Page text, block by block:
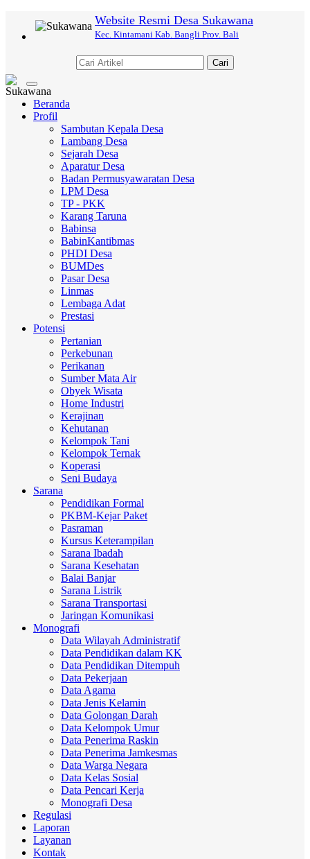
Website Resmi Desa Sukawana
Kec. Kintamani Kab. Bangli Prov. Bali
Cari
Toggle
navigation
Beranda
Profil
Sambutan Kepala Desa
Lambang Desa
Sejarah Desa
Aparatur Desa
Badan Permusyawaratan Desa
LPM Desa
TP - PKK
Karang Taruna
Babinsa
BabinKantibmas
PHDI Desa
BUMDes
Pasar Desa
Linmas
Lembaga Adat
Prestasi
Potensi
Pertanian
Perkebunan
Perikanan
Sumber Mata Air
Obyek Wisata
Home Industri
Kerajinan
Kehutanan
Kelompok Tani
Kelompok Ternak
Koperasi
Seni Budaya
Sarana
Pendidikan Formal
PKBM-Kejar Paket
Pasraman
Kursus Keterampilan
Sarana Ibadah
Sarana Kesehatan
Balai Banjar
Sarana Listrik
Sarana Transportasi
Jaringan Komunikasi
Monografi
Data Wilayah Administratif
Data Pendidikan dalam KK
Data Pendidikan Ditempuh
Data Pekerjaan
Data Agama
Data Jenis Kelamin
Data Golongan Darah
Data Kelompok Umur
Data Penerima Raskin
Data Penerima Jamkesmas
Data Warga Negara
Data Kelas Sosial
Data Pencari Kerja
Monografi Desa
Regulasi
Laporan
Layanan
Kontak